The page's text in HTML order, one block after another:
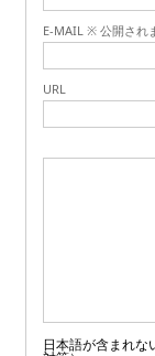
E-MAIL ※ 公開さ
URL
日本語が含まれな